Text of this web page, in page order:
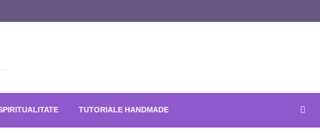
TUTORIALE HANDMADE